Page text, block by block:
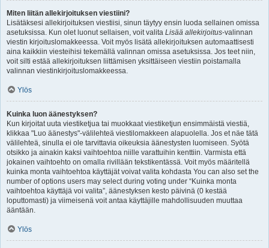
Miten liitän allekirjoituksen viestiini?
Lisätäksesi allekirjoituksen viestiisi, sinun täytyy ensin luoda sellainen omissa
asetuksissa. Kun olet luonut sellaisen, voit valita Lisää allekirjoitus-valinnan
viestin kirjoituslomakkeessa. Voit myös lisätä allekirjoituksen automaattisesti
aina kaikkiin viesteihisi tekemällä valinnan omissa asetuksissa. Jos teet niin,
voit silti estää allekirjoituksen liittämisen yksittäiseen viestiin poistamalla
valinnan viestinkirjoituslomakkeessa.
Ylös
Kuinka luon äänestyksen?
Kun kirjoitat uuta viestiketjua tai muokkaat viestiketjun ensimmäistä viestiä,
klikkaa "Luo äänestys"-välilehteä viestilomakkeen alapuolella. Jos et näe tätä
välilehteä, sinulla ei ole tarvittavia oikeuksia äänestysten luomiseen. Syötä
otsikko ja ainakin kaksi vaihtoehtoa niille varattuihin kenttiin. Varmista että
jokainen vaihtoehto on omalla rivillään tekstikentässä. Voit myös määritellä
kuinka monta vaihtoehtoa käyttäjät voivat valita kohdasta You can also set the
number of options users may select during voting under “Kuinka monta
vaihtoehtoa käyttäjä voi valita”, äänestyksen kesto päivinä (0 kestää
loputtomasti) ja viimeisenä voit antaa käyttäjille mahdollisuuden muuttaa
ääntään.
Ylös